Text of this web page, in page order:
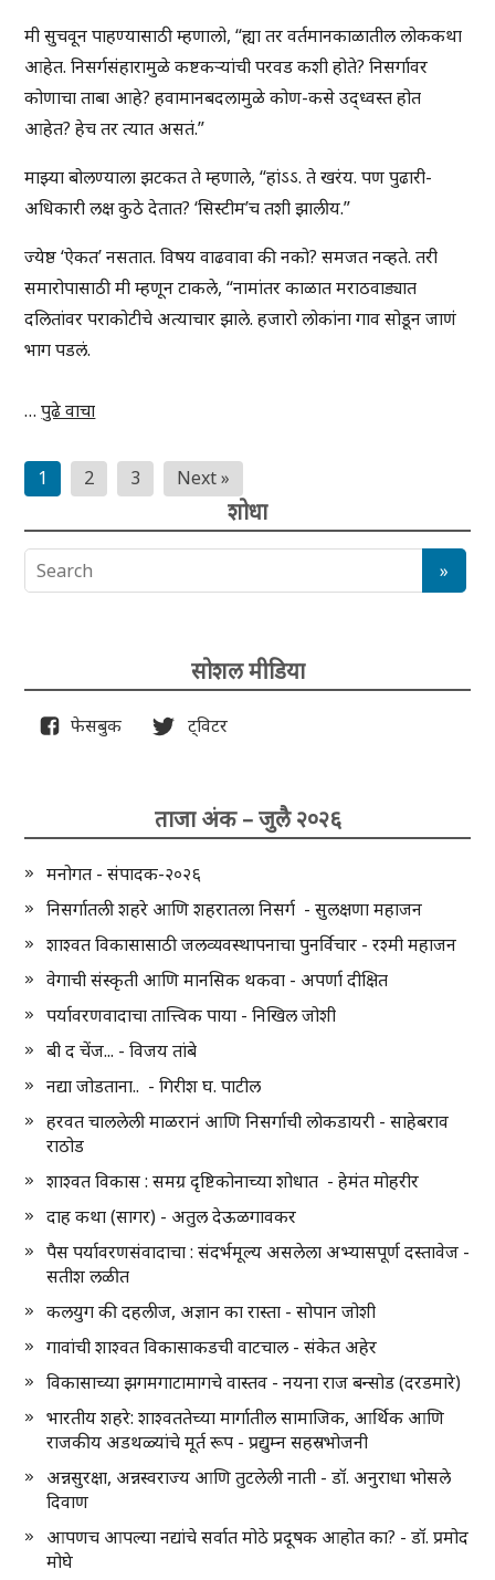
मी सुचवून पाहण्यासाठी म्हणालो, “ह्या तर वर्तमानकाळातील लोककथा
आहेत. निसर्गसंहारामुळे कष्टकऱ्यांची परवड कशी होते? निसर्गावर
कोणाचा ताबा आहे? हवामानबदलामुळे कोण-कसे उद्ध्वस्त होत
आहेत? हेच तर त्यात असतं.”
माझ्या बोलण्याला झटकत ते म्हणाले, “हांऽऽ. ते खरंय. पण पुढारी-
अधिकारी लक्ष कुठे देतात? ‘सिस्टीम’च तशी झालीय.”
ज्येष्ठ ‘ऐकत’ नसतात. विषय वाढवावा की नको? समजत नव्हते. तरी
समारोपासाठी मी म्हणून टाकले, “नामांतर काळात मराठवाड्यात
दलितांवर पराकोटीचे अत्याचार झाले. हजारो लोकांना गाव सोडून जाणं
भाग पडलं.
…पुढे वाचा
Posts
pagination
1 2 3 Next »
शोधा
सोशल मीडिया
फेसबुक ट्विटर
ताजा अंक – जुलै २०२६
मनोगत - संपादक-२०२६
निसर्गातली शहरे आणि शहरातला निसर्ग - सुलक्षणा महाजन
शाश्वत विकासासाठी जलव्यवस्थापनाचा पुनर्विचार - रश्मी महाजन
वेगाची संस्कृती आणि मानसिक थकवा - अपर्णा दीक्षित
पर्यावरणवादाचा तात्त्विक पाया - निखिल जोशी
बी द चेंज... - विजय तांबे
नद्या जोडताना.. - गिरीश घ. पाटील
हरवत चाललेली माळरानं आणि निसर्गाची लोकडायरी - साहेबराव
राठोड
शाश्वत विकास : समग्र दृष्टिकोनाच्या शोधात - हेमंत मोहरीर
दाह कथा (सागर) - अतुल देऊळगावकर
पैस पर्यावरणसंवादाचा : संदर्भमूल्य असलेला अभ्यासपूर्ण दस्तावेज -
सतीश लळीत
कलयुग की दहलीज, अज्ञान का रास्ता - सोपान जोशी
गावांची शाश्वत विकासाकडची वाटचाल - संकेत अहेर
विकासाच्या झगमगाटामागचे वास्तव - नयना राज बन्सोड (दरडमारे)
भारतीय शहरे: शाश्वततेच्या मार्गातील सामाजिक, आर्थिक आणि
राजकीय अडथळ्यांचे मूर्त रूप - प्रद्युम्न सहस्रभोजनी
अन्नसुरक्षा, अन्नस्वराज्य आणि तुटलेली नाती - डॉ. अनुराधा भोसले
दिवाण
आपणच आपल्या नद्यांचे सर्वात मोठे प्रदूषक आहोत का? - डॉ. प्रमोद
मोघे